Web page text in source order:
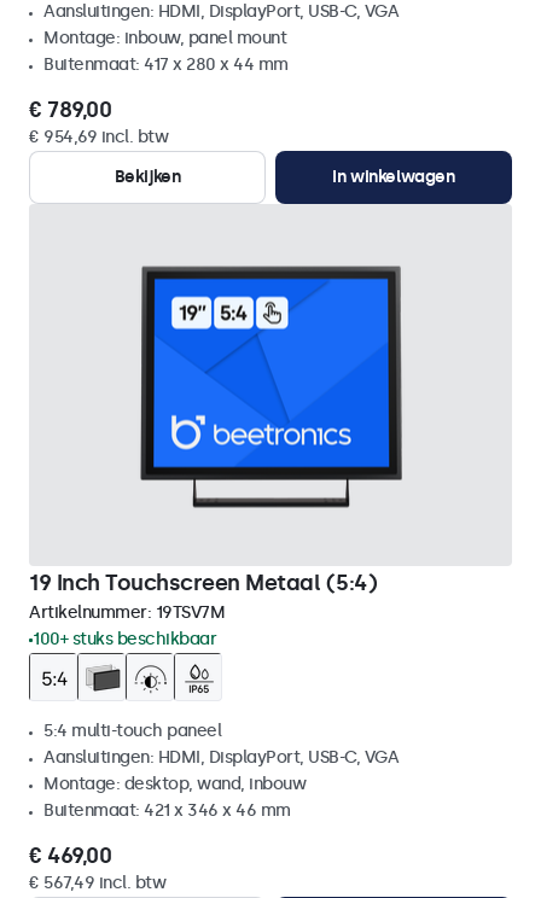
Aansluitingen: HDMI, DisplayPort, USB-C, VGA
Montage: inbouw, panel mount
Buitenmaat: 417 x 280 x 44 mm
€ 789,00
€ 954,69 incl. btw
Bekijken
In winkelwagen
19 Inch Touchscreen Metaal (5:4)
Artikelnummer: 19TSV7M
100+ stuks beschikbaar
5:4 multi-touch paneel
Aansluitingen: HDMI, DisplayPort, USB-C, VGA
Montage: desktop, wand, inbouw
Buitenmaat: 421 x 346 x 46 mm
€ 469,00
€ 567,49 incl. btw